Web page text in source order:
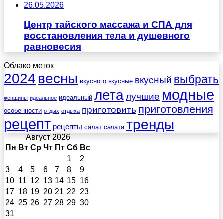
26.05.2026
Центр тайского массажа и СПА для
восстановления тела и душевного
равновесия
Облако меток
2024 весны вкусного вкусные вкусный выбрать
женщины идеальное идеальный леталучшие модные
особенности отдых отдыха приготовить приготовления
рецепт рецепты салат салата тренды
Август 2026
Пн Вт Ср Чт Пт Сб Вс
1
2
3
4 5 6 7 8
9
10 11 12 13 14 15 16
17 18 19 20 21 22 23
24 25 26 27 28 29 30
31